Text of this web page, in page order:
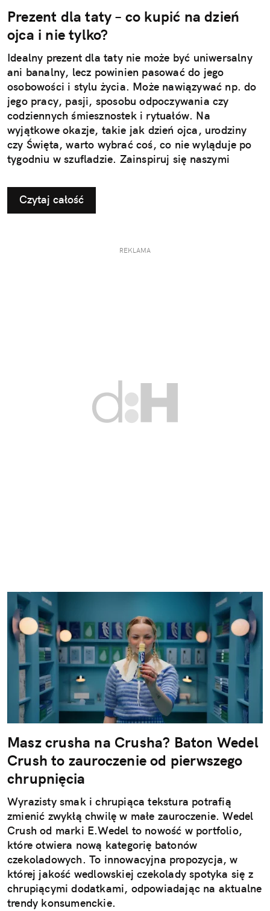
Prezent dla taty – co kupić na dzień
ojca i nie tylko?
Idealny prezent dla taty nie może być uniwersalny
ani banalny, lecz powinien pasować do jego
osobowości i stylu życia. Może nawiązywać np. do
jego pracy, pasji, sposobu odpoczywania czy
codziennych śmiesznostek i rytuałów. Na
wyjątkowe okazje, takie jak dzień ojca, urodziny
czy Święta, warto wybrać coś, co nie wyląduje po
tygodniu w szufladzie. Zainspiruj się naszymi
taty.
Czytaj całość
REKLAMA
Masz crusha na Crusha? Baton Wedel
Crush to zauroczenie od pierwszego
chrupnięcia
Wyrazisty smak i chrupiąca tekstura potrafią
zmienić zwykłą chwilę w małe zauroczenie. Wedel
Crush od marki E.Wedel to nowość w portfolio,
które otwiera nową kategorię batonów
czekoladowych. To innowacyjna propozycja, w
której jakość wedlowskiej czekolady spotyka się z
chrupiącymi dodatkami, odpowiadając na aktualne
trendy konsumenckie.